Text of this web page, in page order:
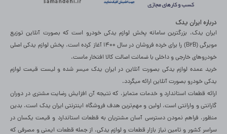
درباره ایران یدک
ایران یدک، بزرگترین سامانه پخش لوازم یدکی خودرو است که بصورت آنلاین توزیع
مویرگی (B2B) را برای خرده فروشان در سال 1400 آغاز کرده است. پخش لوازم یدکی اصلی
خودروهای خارجی و داخلی با ضمانت اصالت کالا افتخار ماست.
خرید عمده لوازم یدکی بصورت آنلاین در ایران یدک میسر شده و لیست قیمت لوازم
یدکی خودرو بصورت آنلاین ارائه میگردد.
ارائه قطعات استاندارد و خدمات متمایز، که نتیجه آن افزایش رضایت مشتری در دوران
گارانتی و وارانتی است، اولین و مهم‌ترین هدف فروشگاه اینترنتی ایران یدک است. بدین
منظور، فراهم نمودن دسترسی آسان مشتریان به قطعات استاندارد و قیمت یکسان در
سراسر کشور و تامین نیاز بازار قطعات و لوازم یدکی، از جمله قطعات ایمنی و مصرفی که